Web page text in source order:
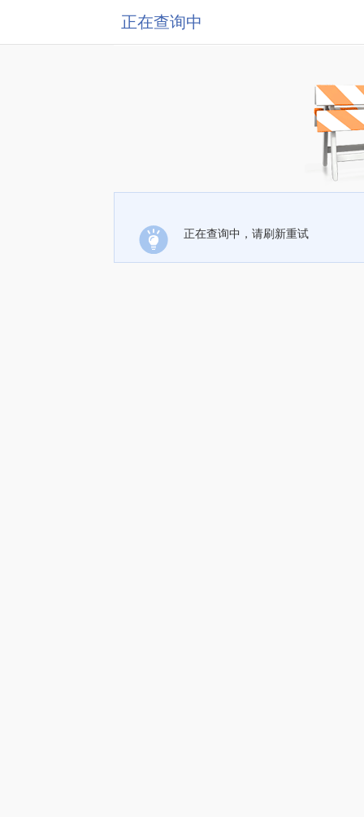
正在查询中
正在查询中，请刷新重试